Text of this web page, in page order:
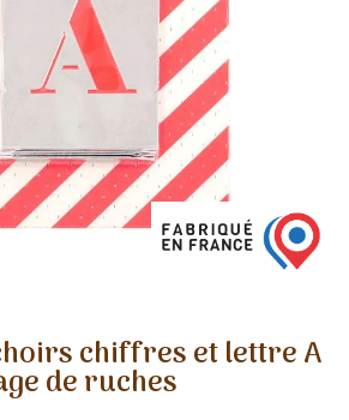
chiffres et lettre A
de ruches